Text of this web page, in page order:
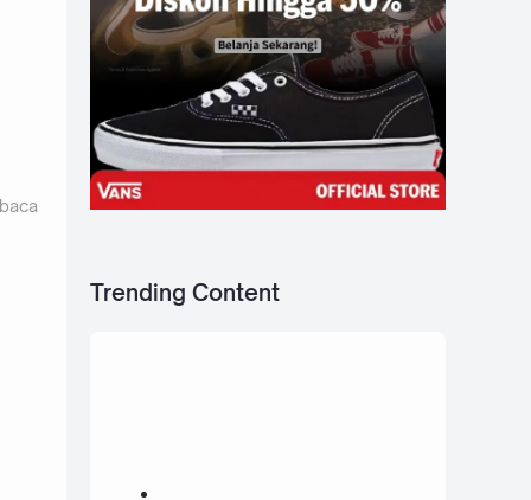
Trending Content